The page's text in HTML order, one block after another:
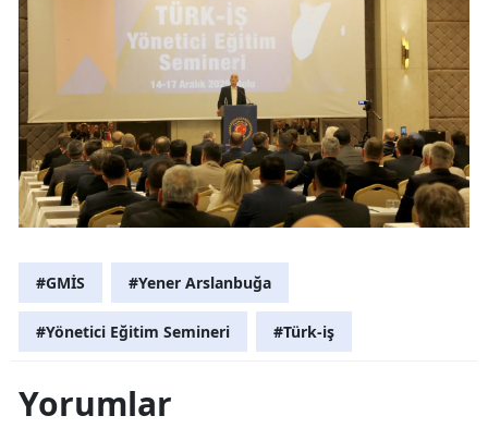
#GMİS #Yener Arslanbuğa
#Yönetici Eğitim Semineri #Türk-iş
Yorumlar